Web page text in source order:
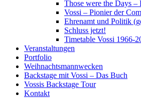
Those were the Days –
Vossi – Pionier der
Ehrenamt und Politik
Schluss jetzt!
Timetable Vossi 1966-
Veranstaltungen
Portfolio
Weihnachtsmannwecken
Backstage mit Vossi – Das Buch
Vossis Backstage Tour
Kontakt